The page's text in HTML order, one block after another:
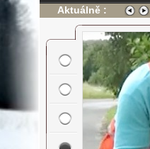
Aktuálně :
pod náklaďákem starší žena.